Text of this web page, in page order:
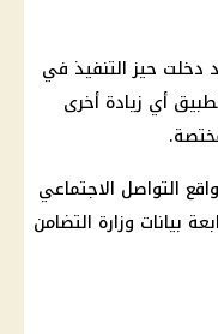
دخلت حيز التنفيذ في
يتطلب تطبيق أي زيادة أخرى
التواصل الاجتماعي
بيانات وزارة التضامن